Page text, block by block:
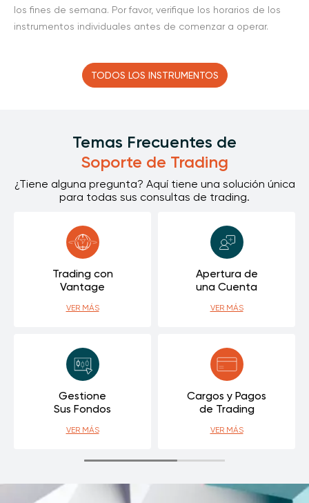
los fines de semana. Por favor, verifique los horarios de los
instrumentos individuales antes de comenzar a operar.
TODOS LOS INSTRUMENTOS
Temas Frecuentes de
Soporte de Trading
¿Tiene alguna pregunta? Aquí tiene una solución única
para todas sus consultas de trading.
Trading con
Vantage
VER MÁS
Apertura de
una Cuenta
VER MÁS
Gestione
Sus Fondos
VER MÁS
Cargos y Pagos
de Trading
VER MÁS